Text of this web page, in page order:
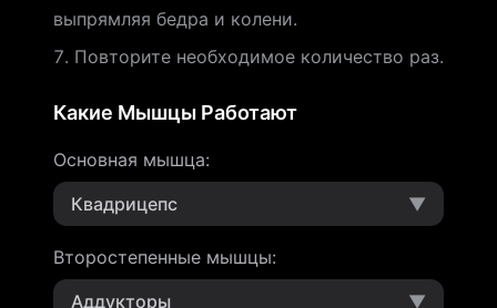
выпрямляя бедра и колени.
Повторите необходимое количество раз.
Какие Мышцы Работают
Основная мышца:
Квадрицепс
▼
Второстепенные мышцы:
Аддукторы
▼